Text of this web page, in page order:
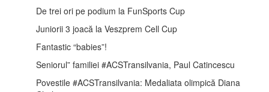
De trei ori pe podium la FunSports Cup
Juniorii 3 joacă la Veszprem Cell Cup
Fantastic “babies”!
Seniorul” familiei #ACSTransilvania, Paul Catincescu
Povestile #ACSTransilvania: Medaliata olimpică Diana